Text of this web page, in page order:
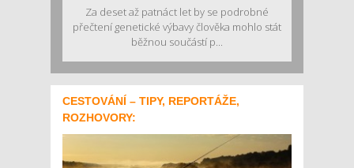
Za deset až patnáct let by se podrobné
přečtení genetické výbavy člověka mohlo stát
běžnou součástí p...
CESTOVÁNÍ – TIPY, REPORTÁŽE,
ROZHOVORY: